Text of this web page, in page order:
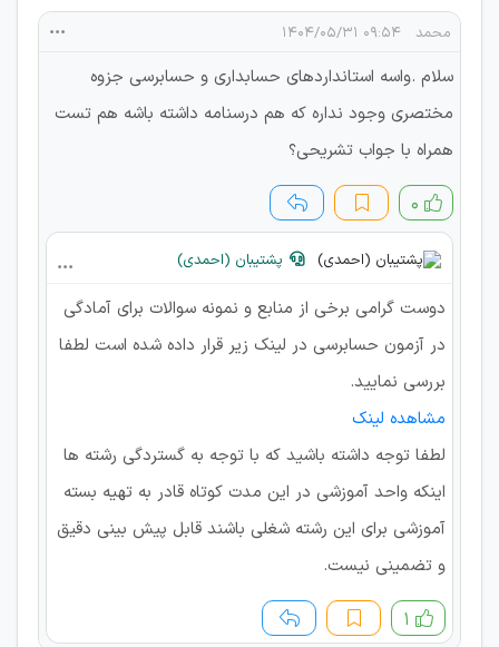
محمد ۰۹:۵۴ ۱۴۰۴/۰۵/۳۱
سلام .واسه استانداردهای حسابداری و حسابرسی جزوه
مختصری وجود نداره که هم درسنامه داشته باشه هم تست
همراه با جواب تشریحی؟
۰
پشتیبان (احمدی)
دوست گرامی برخی از منابع و نمونه سوالات برای آمادگی
در آزمون حسابرسی در لینک زیر قرار داده شده است لطفا
بررسی نمایید.
مشاهده لینک
لطفا توجه داشته باشید که با توجه به گستردگی رشته ها
اینکه واحد آموزشی در این مدت کوتاه قادر به تهیه بسته
آموزشی برای این رشته شغلی باشند قابل پیش بینی دقیق
و تضمینی نیست.
۱